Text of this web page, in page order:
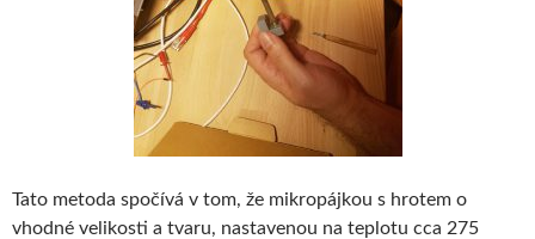
Tato metoda spočívá v tom, že mikropájkou s hrotem o
vhodné velikosti a tvaru, nastavenou na teplotu cca 275